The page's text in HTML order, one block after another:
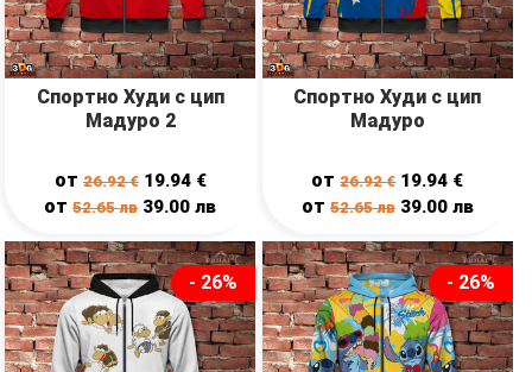
Спортно Худи с цип
Мадуро 2
от26.92€ 19.94 €
от52.65лв 39.00лв
Спортно Худи с цип
Мадуро
от26.92€ 19.94 €
от 52.65лв 39.00 лв
- 26% - 26%